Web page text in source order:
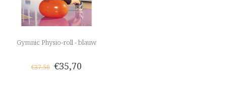
Gymnic Physio-roll - blauw
€37,50 €35,70